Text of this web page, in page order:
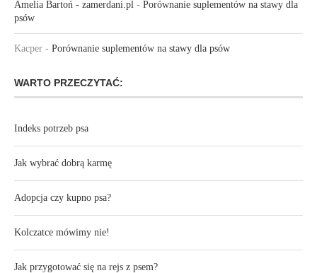
Amelia Bartoń - zamerdani.pl - Porównanie suplementów na stawy dla
psów
Kacper - Porównanie suplementów na stawy dla psów
WARTO PRZECZYTAĆ:
Indeks potrzeb psa
Jak wybrać dobrą karmę
Adopcja czy kupno psa?
Kolczatce mówimy nie!
Jak przygotować się na rejs z psem?